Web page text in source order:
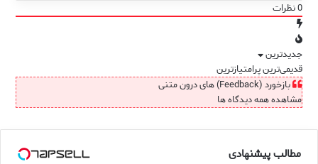
0نظرات
جدیدترین
قدیمی‌ترینپرامتیازترین
بازخورد (Feedback) های درون متنی
مشاهده همه دیدگاه ها
مطالب پیشنهادی